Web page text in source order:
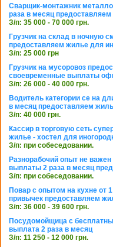
Сварщик-монтажник
раза в месяц
З/п: 35 000 - 70 000 грн.
Грузчик на склад в ночную
предоставляем жилье для
З/п: 25 000 грн
Грузчик на мусоровоз
своевременные выплаты
З/п: 26 000 - 40 000 грн.
Водитель категории се на
в месяц предоставляем
З/п: 40 000 грн.
Кассир в торговую сеть
жилье - хостел для
З/п: при собеседовании.
Разнорабочий опыт не
выплаты 2 раза в месяц
З/п: при собеседовании.
Повар с опытом на кухне от
привычек предоставляем
З/п: 36 000 - 39 600 грн.
Посудомойщица с
выплата 2 раза в месяц
З/п: 11 250 - 12 000 грн.